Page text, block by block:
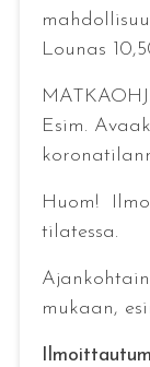
Lounas
Esim.
Huom!
tilatessa.
mukaan,